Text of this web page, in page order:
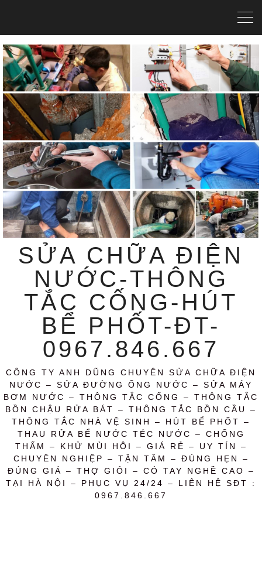
SỬA CHỮA ĐIỆN
NƯỚC-THÔNG
TẮC CỐNG-HÚT
BỂ PHỐT-ĐT-
0967.846.667
CÔNG TY ANH DŨNG CHUYÊN SỬA CHỮA ĐIỆN
NƯỚC – SỬA ĐƯỜNG ỐNG NƯỚC – SỬA MÁY
BƠM NƯỚC – THÔNG TẮC CỐNG – THÔNG TẮC
BỒN CHẬU RỬA BÁT – THÔNG TẮC BỒN CẦU –
THÔNG TẮC NHÀ VỆ SINH – HÚT BỂ PHỐT –
THAU RỬA BỂ NƯỚC TÉC NƯỚC – CHỐNG
THẤM – KHỬ MÙI HÔI – GIÁ RẺ – UY TÍN –
CHUYÊN NGHIỆP – TẬN TÂM – ĐÚNG HẸN –
ĐÚNG GIÁ – THỢ GIỎI – CÓ TAY NGHỀ CAO –
TẠI HÀ NỘI – PHỤC VỤ 24/24 – LIÊN HỆ SĐT :
0967.846.667